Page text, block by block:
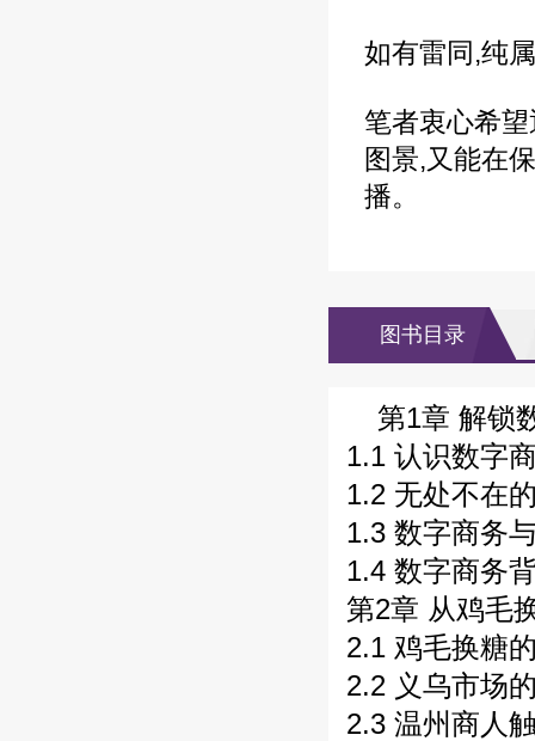
如有雷同,纯
笔者衷心希
图景,又能在
播。
图书目录
第1章 解锁
1.1 认识数字
1.2 无处不在
1.3 数字商务
1.4 数字商务
第2章 从鸡毛
2.1 鸡毛换糖
2.2 义乌市场
2.3 温州商人